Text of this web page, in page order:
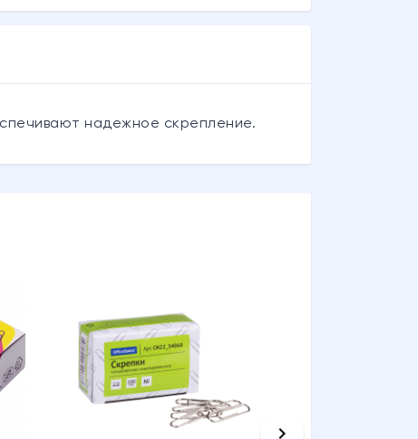
надежное скрепление.
keyboard_arrow_right